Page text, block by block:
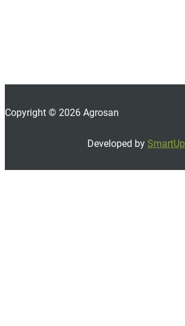
Copyright © 2026 Agrosan
Developed by SmartUp